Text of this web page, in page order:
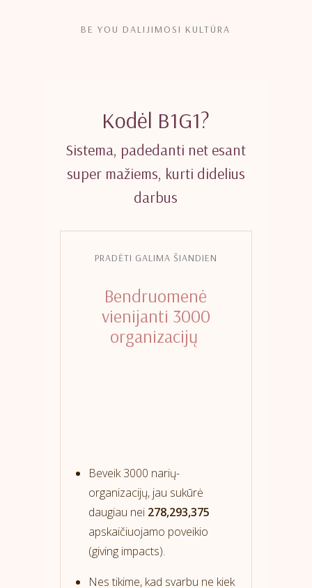
BE YOU DALIJIMOSI KULTŪRA
Kodėl B1G1?
Sistema, padedanti net esant
super mažiems, kurti didelius
darbus
PRADĖTI GALIMA ŠIANDIEN
Bendruomenė
vienijanti 3000
organizacijų
Beveik 3000 narių-
organizacijų, jau sukūrė
daugiau nei 278,293,375
apskaičiuojamo poveikio
(giving impacts).
Nes tikime, kad svarbu ne kiek